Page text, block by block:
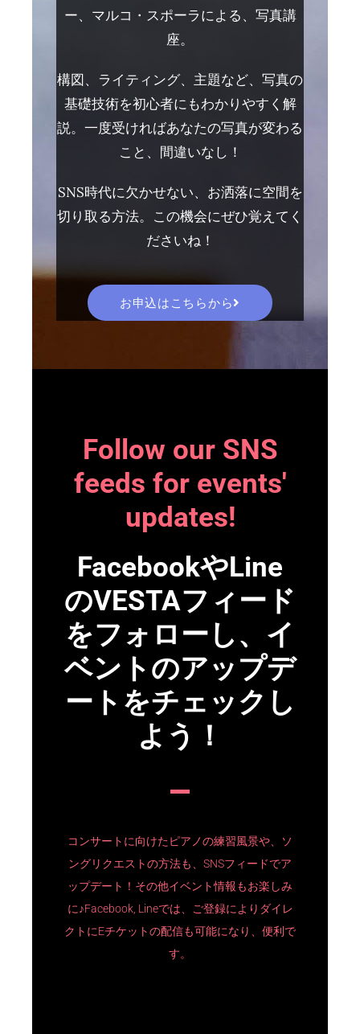
ー、マルコ・スポーラによる、写真講
座。
構図、ライティング、主題など、写真の
基礎技術を初心者にもわかりやすく解
説。一度受ければあなたの写真が変わる
こと、間違いなし！
SNS時代に欠かせない、お洒落に空間を
切り取る方法。この機会にぜひ覚えてく
ださいね！
お申込はこちらから
Follow our SNS
feeds for events'
updates!
FacebookやLine
のVESTAフィード
をフォローし、イ
ベントのアップデ
ートをチェックし
よう！
コンサートに向けたピアノの練習風景や、ソ
ングリクエストの方法も、SNSフィードでア
ップデート！その他イベント情報もお楽しみ
に♪Facebook, Lineでは、ご登録によりダイレ
クトにEチケットの配信も可能になり、便利で
す。